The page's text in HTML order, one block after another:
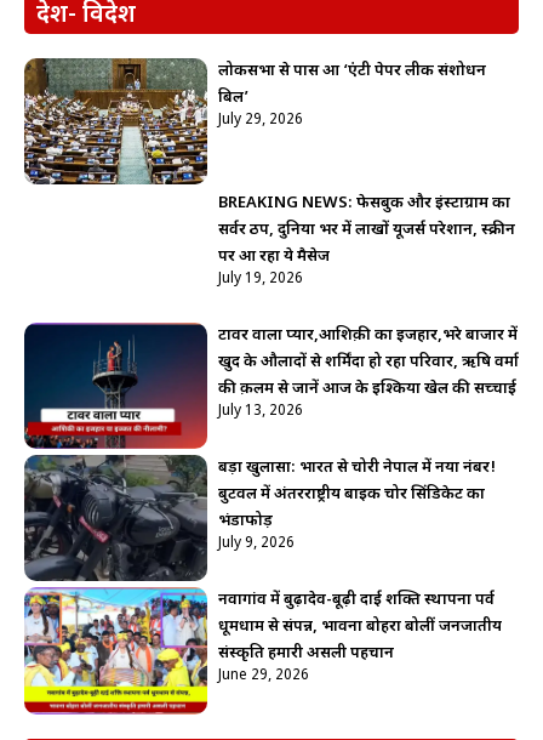
देश- विदेश
लोकसभा से पास हुआ ‘एंटी पेपर लीक संशोधन
बिल’
July 29, 2026
BREAKING NEWS: फेसबुक और इंस्टाग्राम का
सर्वर ठप, दुनिया भर में लाखों यूजर्स परेशान, स्क्रीन
पर आ रहा ये मैसेज
July 19, 2026
टावर वाला प्यार,आशिक़ी का इजहार,भरे बाजार में
खुद के औलादों से शर्मिंदा हो रहा परिवार, ऋषि वर्मा
की क़लम से जानें आज के इश्किया खेल की सच्चाई
July 13, 2026
बड़ा खुलासा: भारत से चोरी नेपाल में नया नंबर!
बुटवल में अंतरराष्ट्रीय बाइक चोर सिंडिकेट का
भंडाफोड़
July 9, 2026
नवागांव में बुढ़ादेव-बूढ़ी दाई शक्ति स्थापना पर्व
धूमधाम से संपन्न, भावना बोहरा बोलीं जनजातीय
संस्कृति हमारी असली पहचान
June 29, 2026